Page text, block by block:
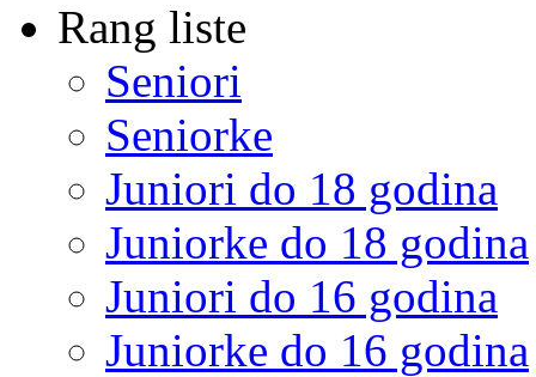
Rang liste
Seniori
Seniorke
Juniori do 18 godina
Juniorke do 18 godina
Juniori do 16 godina
Juniorke do 16 godina